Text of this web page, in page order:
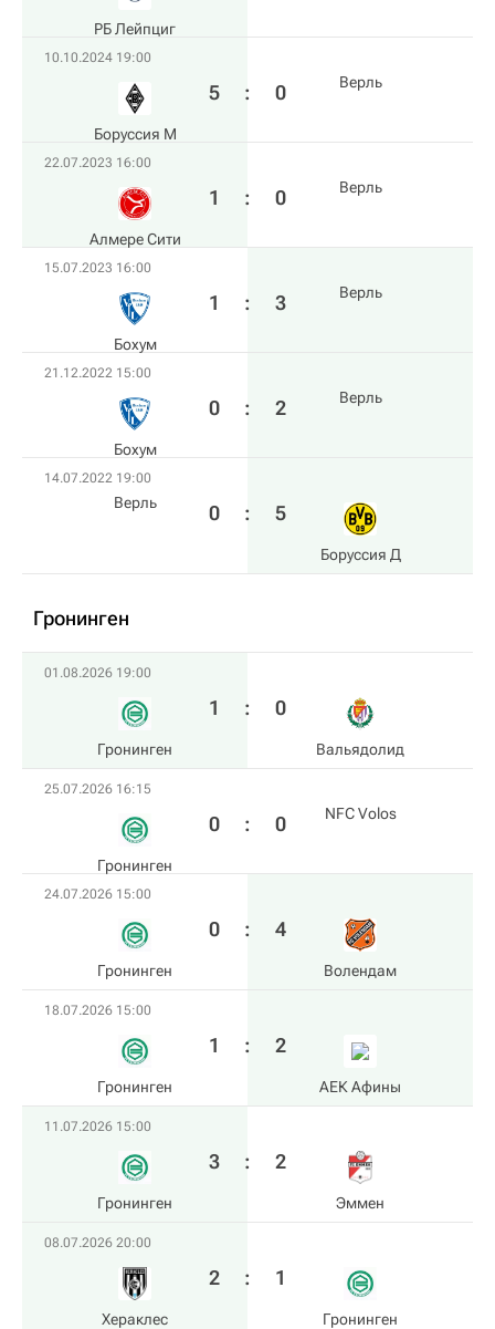
РБ Лейпциг
10.10.2024 19:00
Боруссия М
5 : 0 Верль
22.07.2023 16:00
Алмере Сити
1 : 0 Верль
15.07.2023 16:00
Бохум
1 : 3 Верль
21.12.2022 15:00
Бохум
0 : 2 Верль
14.07.2022 19:00
Верль 0 : 5
Боруссия Д
Гронинген
01.08.2026 19:00
Гронинген
1 : 0
Вальядолид
25.07.2026 16:15
Гронинген
0 : 0 NFC Volos
24.07.2026 15:00
Гронинген
0 : 4
Волендам
18.07.2026 15:00
Гронинген
1 : 2
АЕК Афины
11.07.2026 15:00
Гронинген
3 : 2
Эммен
08.07.2026 20:00
Хераклес
2 : 1
Гронинген